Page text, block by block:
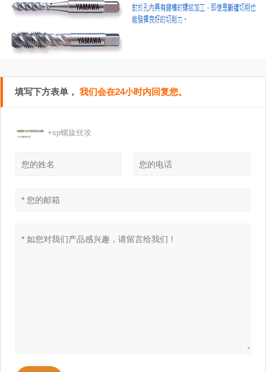
填写下方表单， 我们会在24小时内回复您。
+sp螺旋丝攻